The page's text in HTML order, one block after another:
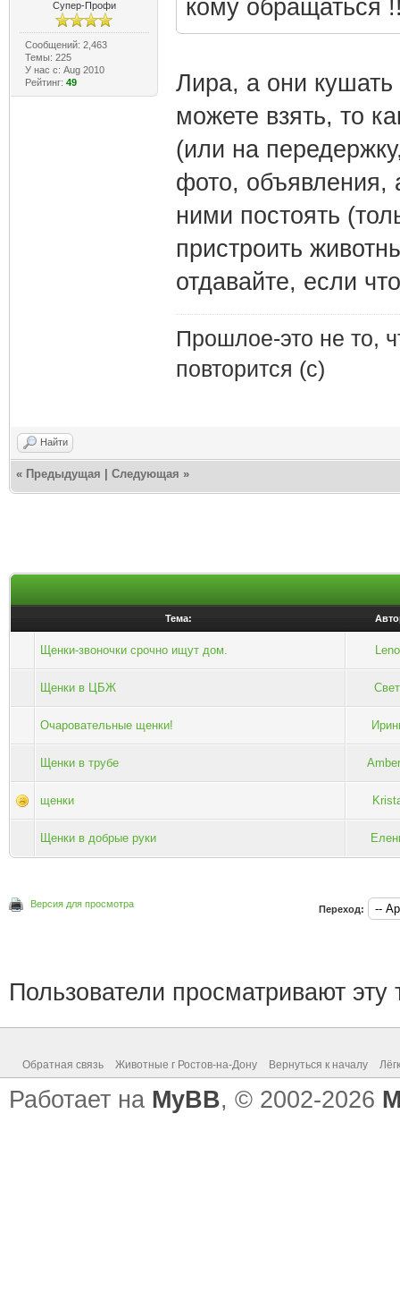
Супер-Профи
Сообщений: 2,463
Темы: 225
У нас с: Aug 2010
Рейтинг: 49
кому обращаться
Лира, а они
можете взять, то
(или на
фото, объявления,
ними постоять
пристроить
отдавайте, если
Прошлое-это не то,
повторится (с)
Найти
« Предыдущая Следующая »
Тема:
Щенки-звоночки срочно ищут дом.
Щенки в ЦБЖ
Очаровательные щенки!
Щенки в трубе
щенки
Щенки в добрые руки
Версия для просмотра Переход:
Пользователи просматривают эту
Обратная связь Животные г Ростов-на-Дону Вернуться к началу
Работает на MyBB, © 2002-2026